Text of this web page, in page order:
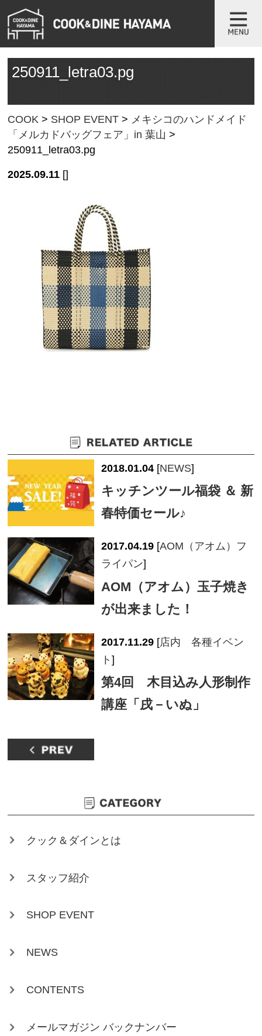
250911_letra03.pg
COOK > SHOP EVENT > メキシコのハンドメイド
「メルカドバッグフェア」in 葉山 >
250911_letra03.pg
2025.09.11 []
2018.01.04 [NEWS]
キッチンツール福袋 ＆ 新
春特価セール♪
2017.04.19 [AOM（アオム）フ
ライパン]
AOM（アオム）玉子焼き
が出来ました！
2017.11.29 [店内 各種イベン
ト]
第4回 木目込み人形制作
講座「戌－いぬ」
クック＆ダインとは
スタッフ紹介
SHOP EVENT
NEWS
CONTENTS
メールマガジン バックナンバー